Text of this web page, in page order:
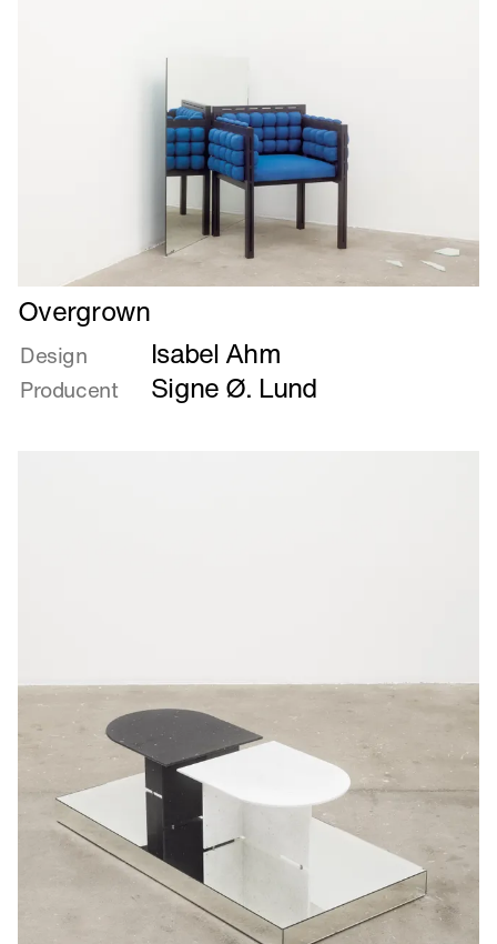
Læs
mere
om
Overgrown
Overgrown
Design Isabel Ahm
Producent Signe Ø. Lund